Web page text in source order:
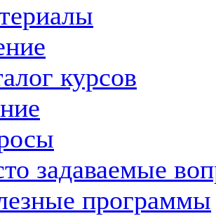
курсов
задаваемые
программы